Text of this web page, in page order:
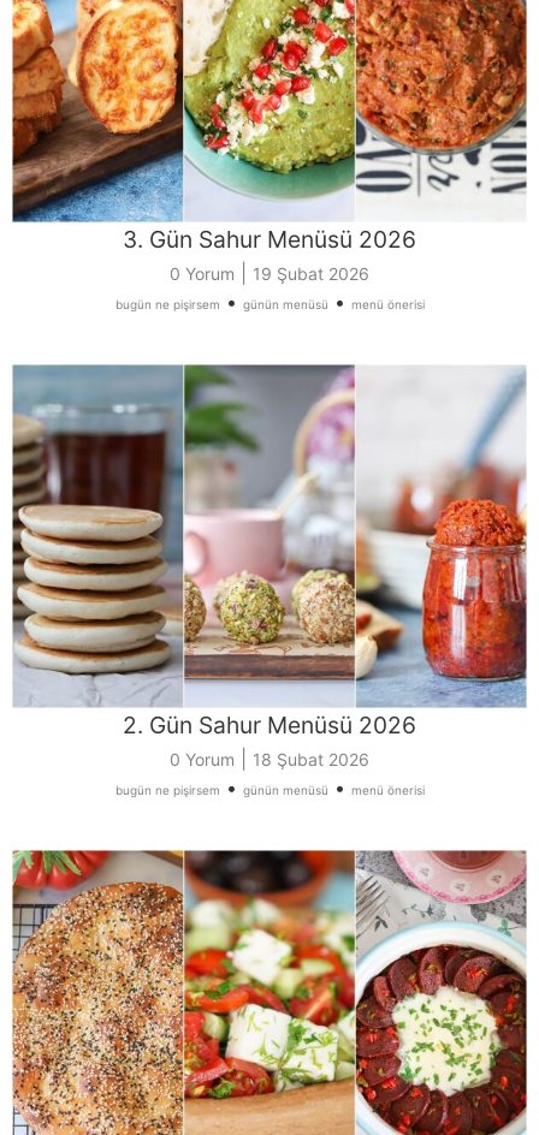
3. Gün Sahur Menüsü 2026
0 Yorum 19 Şubat 2026
bugün ne pişirsem • günün menüsü • menü önerisi
2. Gün Sahur Menüsü 2026
0 Yorum 18 Şubat 2026
bugün ne pişirsem • günün menüsü • menü önerisi